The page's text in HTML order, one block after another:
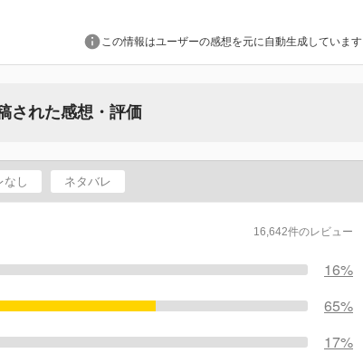
この情報はユーザーの感想を元に自動生成しています
された感想・評価
なし ネタバレ
16,642件のレビュー
16%
65%
17%